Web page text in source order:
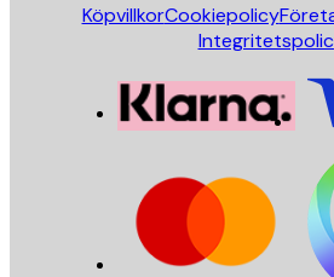
KöpvillkorCookiepolicy